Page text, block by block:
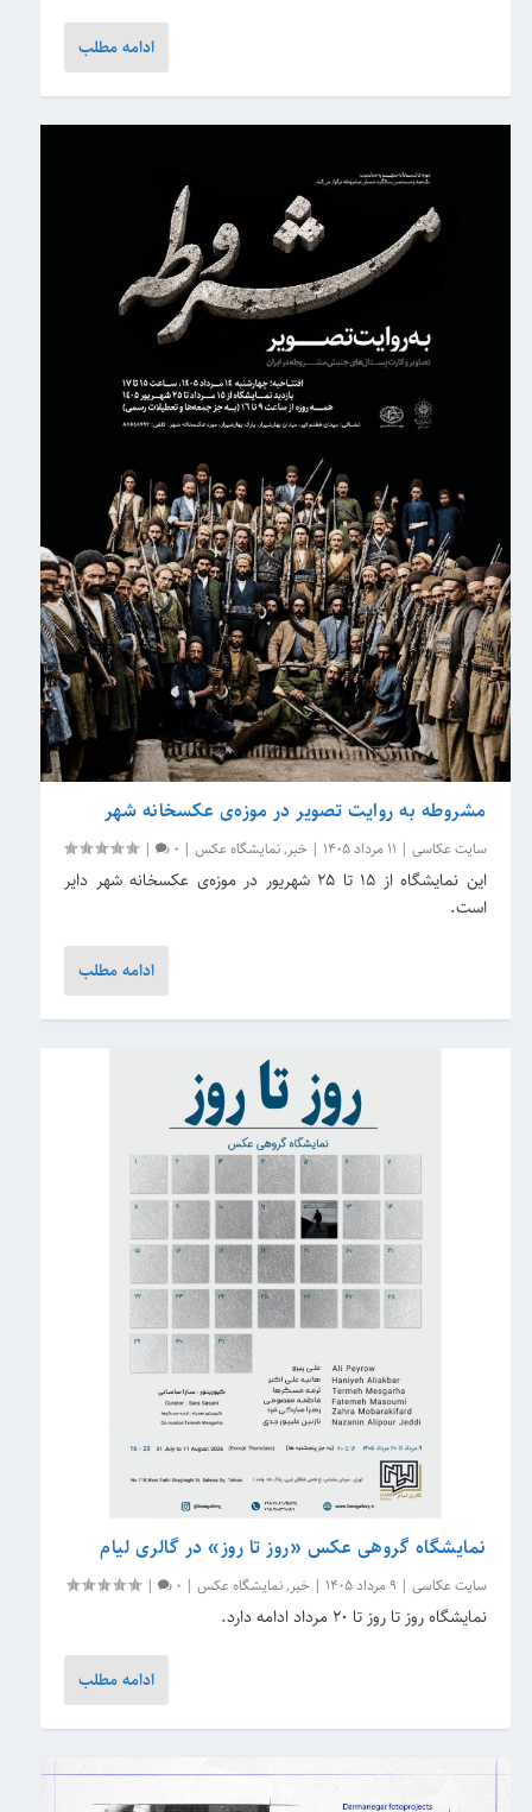
ادامه مطلب
مشروطه به روایت تصویر در موزه‌ی عکسخانه شهر
سایت عکاسی | 11 مرداد 1405 | خبر,نمایشگاه عکس |
0
|
این نمایشگاه از 15 تا 25 شهریور در موزه‌ی عکسخانه شهر دایر
است.
ادامه مطلب
نمایشگاه گروهی عکس «روز تا روز» در گالری لیام
سایت عکاسی |9 مرداد 1405 | خبر,نمایشگاه عکس |
0
|
نمایشگاه روز تا روز تا 20 مرداد ادامه دارد.
ادامه مطلب